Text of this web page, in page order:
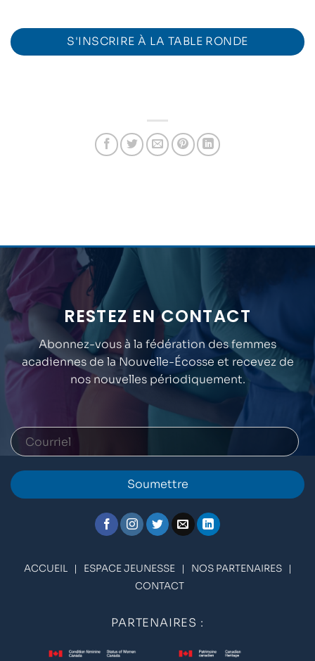
S'INSCRIRE À LA TABLE RONDE
RESTEZ EN CONTACT
Abonnez-vous à la fédération des femmes
acadiennes de la Nouvelle-Écosse et recevez de
nos nouvelles périodiquement.
Soumettre
ACCUEIL| ESPACE JEUNESSE| NOS PARTENAIRES|
CONTACT
PARTENAIRES :